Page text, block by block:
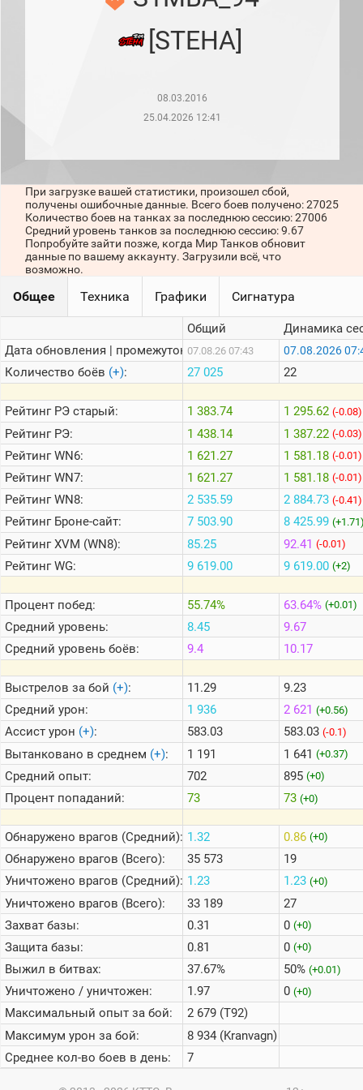
игроков
Кланы
Статистика
стримеров
Информация
Онлайн
Цветовая
шкала
Теlegram
ВК
Портал
Мира
Танков
[STEHA]
08.03.2016
25.04.2026 12:41
При загрузке вашей статистики, произошел сбой,
получены ошибочные данные. Всего боев получено: 27025
Количество боев на танках за последнюю сессию: 27006
Средний уровень танков за последнюю сессию: 9.67
Попробуйте зайти позже, когда Мир Танков обновит
данные по вашему аккаунту. Загрузили всё, что
возможно.
Общее Техника Графики Сигнатура
Дата обновления | промежуток:
Количество боёв (+):
РейтингРЭ старый:
РейтингРЭ:
РейтингWN6:
РейтингWN7:
РейтингWN8:
РейтингБроне-сайт:
РейтингXVM (WN8):
РейтингWG:
Процент побед:
Средний уровень:
Средний уровень боёв:
Выстрелов за бой (+):
Средний урон:
Ассист урон (+):
Вытанковано в среднем (+):
Средний опыт:
Процент попаданий:
Обнаружено врагов (Средний):
Обнаружено врагов (Всего):
Уничтожено врагов (Средний):
Уничтожено врагов (Всего):
Захват базы:
Защита базы:
Выжил в битвах:
Уничтожено / уничтожен:
Максимальный опыт за бой:
Максимум урон за бой:
Среднее кол-во боев в день:
Общий
07.08.26 07:43
27 025
1 383.74
1 438.14
1 621.27
1 621.27
2 535.59
7 503.90
85.25
9 619.00
55.74%
8.45
9.4
11.29
1 936
583.03
1 191
702
73
1.32
35 573
1.23
33 189
0.31
0.81
37.67%
1.97
2 679 (T92)
8 934 (Kranvagn)
7
Динамика
07.08.2026
22
1 295.62 (-0.08)
1 387.22 (-0.03)
1 581.18 (-0.01)
1 581.18 (-0.01)
2 884.73 (-0.41)
8 425.99
92.41 (-0.01)
9 619.00 (+2)
63.64% (+0.01)
9.67
10.17
9.23
2 621 (+0.56)
583.03 (-0.1)
1 641 (+0.37)
895 (+0)
73 (+0)
0.86 (+0)
19
1.23 (+0)
27
0 (+0)
0 (+0)
50% (+0.01)
0 (+0)